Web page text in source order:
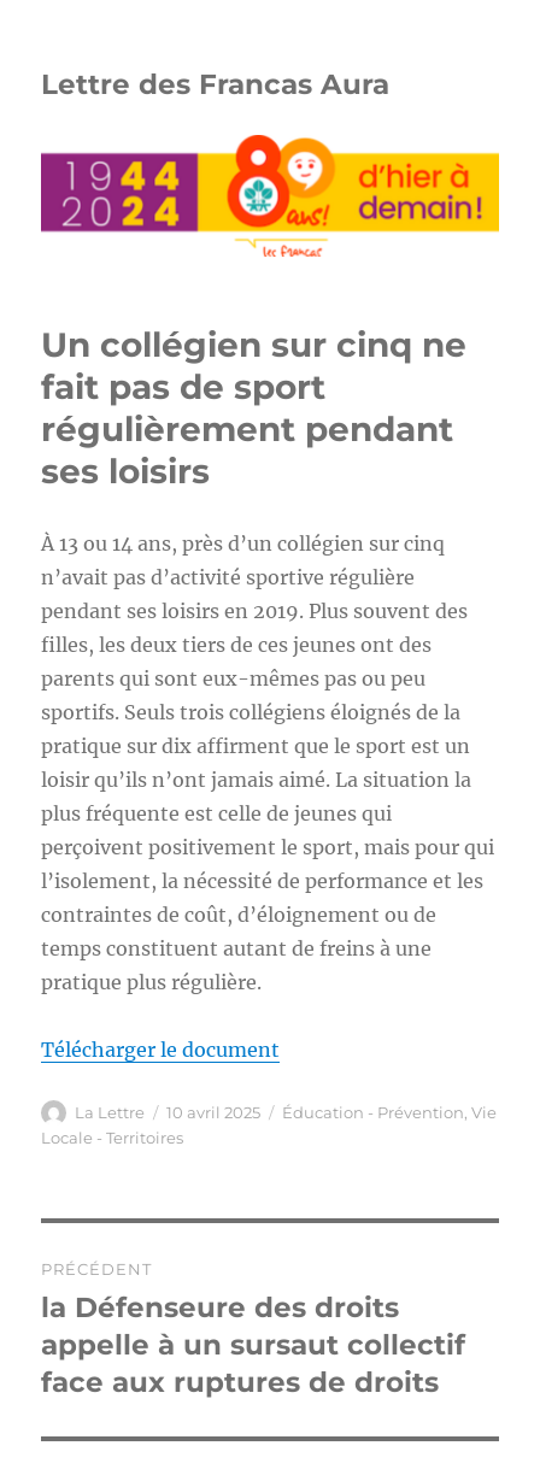
Lettre des Francas Aura
Un collégien sur cinq ne
fait pas de sport
régulièrement pendant
ses loisirs
À 13 ou 14 ans, près d’un collégien sur cinq
n’avait pas d’activité sportive régulière
pendant ses loisirs en 2019. Plus souvent des
filles, les deux tiers de ces jeunes ont des
parents qui sont eux-mêmes pas ou peu
sportifs. Seuls trois collégiens éloignés de la
pratique sur dix affirment que le sport est un
loisir qu’ils n’ont jamais aimé. La situation la
plus fréquente est celle de jeunes qui
perçoivent positivement le sport, mais pour qui
l’isolement, la nécessité de performance et les
contraintes de coût, d’éloignement ou de
temps constituent autant de freins à une
pratique plus régulière.
Télécharger le document
Auteur
La Lettre
Publié
le
10 avril 2025 Catégories
Éducation - Prévention ,Vie
Locale - Territoires
de
l’article
PRÉCÉDENT
Publication
précédente :
la Défenseure des droits
appelle à un sursaut collectif
face aux ruptures de droits